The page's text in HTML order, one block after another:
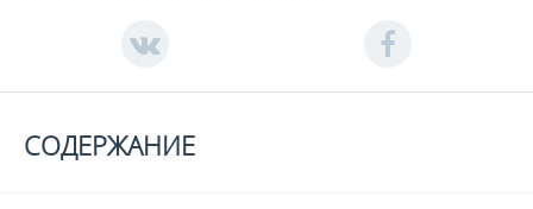
СОДЕРЖАНИЕ